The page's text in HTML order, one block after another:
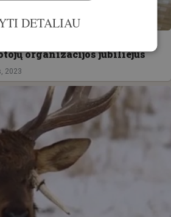
organizacijos jubiliejus
2023
DETALIAU